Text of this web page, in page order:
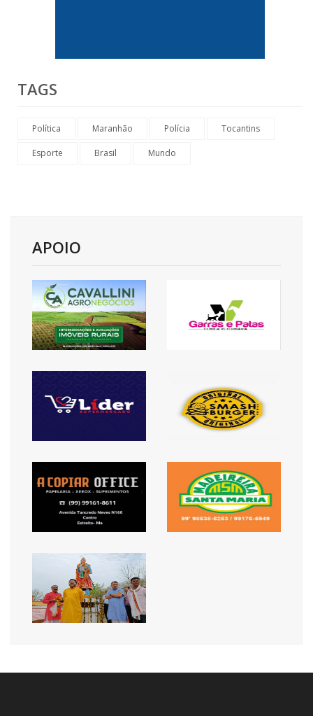
TAGS
Política Maranhão Polícia Tocantins
Esporte Brasil Mundo
APOIO